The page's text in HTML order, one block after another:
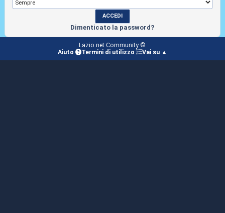
Dimenticato la password?
Lazio.net Community ©
Aiuto
Termini di utilizzo Vai su ▲